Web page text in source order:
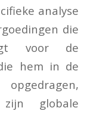
analyse
die
voor de
hem in de
opgedragen,
globale